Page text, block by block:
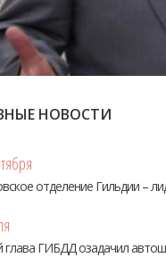
НОВОСТИ
отделение Гильдии –
глава ГИБДД озадачил